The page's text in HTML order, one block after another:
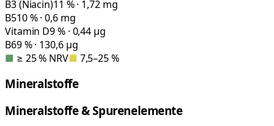
B3 (Niacin)11 % · 1,72 mg
B510 % · 0,6 mg
Vitamin D9 % · 0,44 µg
B69 % · 130,6 µg
■ ≥ 25 % NRV■ 7,5–25 %
Mineralstoffe
Mineralstoffe & Spurenelemente